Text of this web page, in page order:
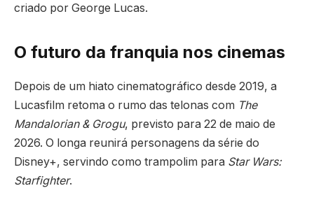
criado por George Lucas.
O futuro da franquia nos cinemas
Depois de um hiato cinematográfico desde 2019, a
Lucasfilm retoma o rumo das telonas com The
Mandalorian & Grogu, previsto para 22 de maio de
2026. O longa reunirá personagens da série do
Disney+, servindo como trampolim para Star Wars:
Starfighter.